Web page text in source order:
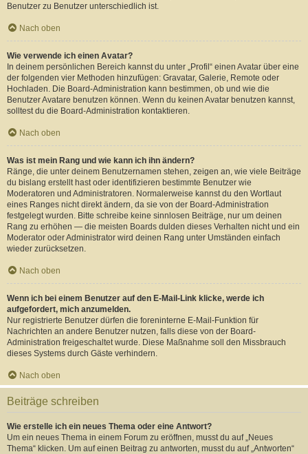
Benutzer zu Benutzer unterschiedlich ist.
Nach oben
Wie verwende ich einen Avatar?
In deinem persönlichen Bereich kannst du unter „Profil“ einen Avatar über eine
der folgenden vier Methoden hinzufügen: Gravatar, Galerie, Remote oder
Hochladen. Die Board-Administration kann bestimmen, ob und wie die
Benutzer Avatare benutzen können. Wenn du keinen Avatar benutzen kannst,
solltest du die Board-Administration kontaktieren.
Nach oben
Was ist mein Rang und wie kann ich ihn ändern?
Ränge, die unter deinem Benutzernamen stehen, zeigen an, wie viele Beiträge
du bislang erstellt hast oder identifizieren bestimmte Benutzer wie
Moderatoren und Administratoren. Normalerweise kannst du den Wortlaut
eines Ranges nicht direkt ändern, da sie von der Board-Administration
festgelegt wurden. Bitte schreibe keine sinnlosen Beiträge, nur um deinen
Rang zu erhöhen — die meisten Boards dulden dieses Verhalten nicht und ein
Moderator oder Administrator wird deinen Rang unter Umständen einfach
wieder zurücksetzen.
Nach oben
Wenn ich bei einem Benutzer auf den E-Mail-Link klicke, werde ich
aufgefordert, mich anzumelden.
Nur registrierte Benutzer dürfen die foreninterne E-Mail-Funktion für
Nachrichten an andere Benutzer nutzen, falls diese von der Board-
Administration freigeschaltet wurde. Diese Maßnahme soll den Missbrauch
dieses Systems durch Gäste verhindern.
Nach oben
Beiträge schreiben
Wie erstelle ich ein neues Thema oder eine Antwort?
Um ein neues Thema in einem Forum zu eröffnen, musst du auf „Neues
Thema“ klicken. Um auf einen Beitrag zu antworten, musst du auf „Antworten“